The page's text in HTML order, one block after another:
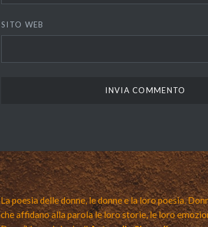
SITO WEB
La poesia delle donne, le donne e la loro poesia.
che affidano alla parola le loro storie, le loro